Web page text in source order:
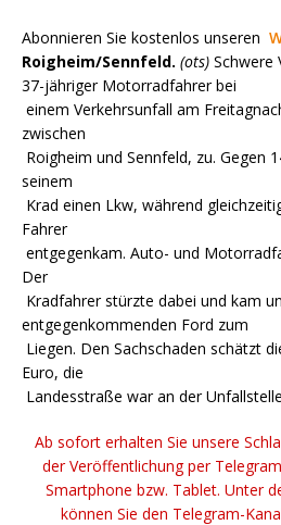
Abonnieren Sie kostenlos unseren
Roigheim/Sennfeld. (ots) Schwere
37-jähriger Motorradfahrer bei
einem Verkehrsunfall am
zwischen
Roigheim und Sennfeld, zu. Gegen
seinem
Krad einen Lkw, während
Fahrer
entgegenkam. Auto- und
Der
Kradfahrer stürzte dabei und kam
entgegenkommenden Ford zum
Liegen. Den Sachschaden schätzt
Euro, die
Landesstraße war an der
Ab sofort erhalten Sie unsere
der Veröffentlichung per
Smartphone bzw. Tablet. Unter
können Sie den Telegram-